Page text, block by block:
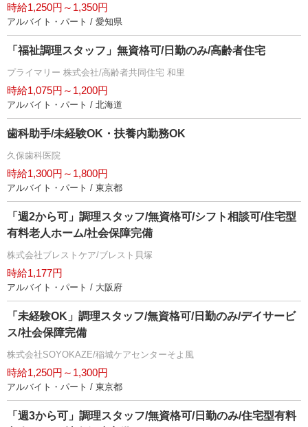
時給1,250円～1,350円
アルバイト・パート / 愛知県
「福祉調理スタッフ」無資格可/日勤のみ/高齢者住宅
プライマリー 株式会社/高齢者共同住宅 和里
時給1,075円～1,200円
アルバイト・パート / 北海道
歯科助手/未経験OK・扶養内勤務OK
久保歯科医院
時給1,300円～1,800円
アルバイト・パート / 東京都
「週2から可」調理スタッフ/無資格可/シフト相談可/住宅型
有料老人ホーム/社会保障完備
株式会社ブレストケア/ブレスト貝塚
時給1,177円
アルバイト・パート / 大阪府
「未経験OK」調理スタッフ/無資格可/日勤のみ/デイサービ
ス/社会保障完備
株式会社SOYOKAZE/稲城ケアセンターそよ風
時給1,250円～1,300円
アルバイト・パート / 東京都
「週3から可」調理スタッフ/無資格可/日勤のみ/住宅型有料